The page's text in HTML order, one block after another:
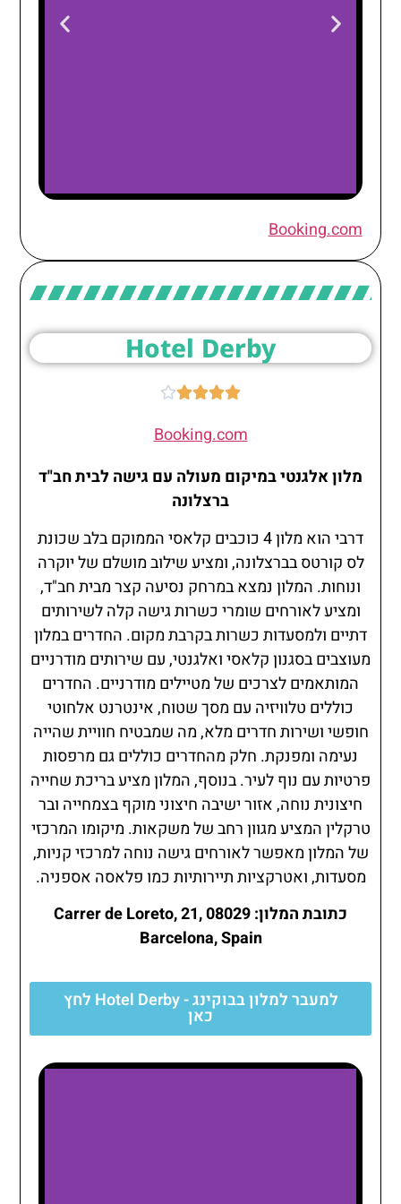
NH Sants
BarcelonaBooking.com
Hotel Derby





Booking.com
מלון אלגנטי במיקום מעולה עם גישה לבית חב"ד
ברצלונה
דרבי הוא מלון 4 כוכבים קלאסי הממוקם בלב שכונת
לס קורטס בברצלונה, ומציע שילוב מושלם של יוקרה
ונוחות. המלון נמצא במרחק נסיעה קצר מבית חב"ד,
ומציע לאורחים שומרי כשרות גישה קלה לשירותים
דתיים ולמסעדות כשרות בקרבת מקום. החדרים במלון
מעוצבים בסגנון קלאסי ואלגנטי, עם שירותים מודרניים
המותאמים לצרכים של מטיילים מודרניים. החדרים
כוללים טלוויזיה עם מסך שטוח, אינטרנט אלחוטי
חופשי ושירות חדרים מלא, מה שמבטיח חוויית שהייה
נעימה ומפנקת. חלק מהחדרים כוללים גם מרפסות
פרטיות עם נוף לעיר. בנוסף, המלון מציע בריכת שחייה
חיצונית נוחה, אזור ישיבה חיצוני מוקף בצמחייה ובר
טרקלין המציע מגוון רחב של משקאות. מיקומו המרכזי
של המלון מאפשר לאורחים גישה נוחה למרכזי קניות,
מסעדות, ואטרקציות תיירותיות כמו פלאסה אספניה.
כתובת המלון: Carrer de Loreto, 21, 08029
Barcelona, Spain
למעבר למלון בבוקינג - Hotel Derby לחץ
כאן